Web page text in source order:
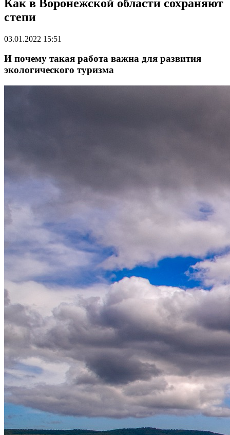
Как в Воронежской области сохраняют
степи
03.01.2022 15:51
И почему такая работа важна для развития
экологического туризма